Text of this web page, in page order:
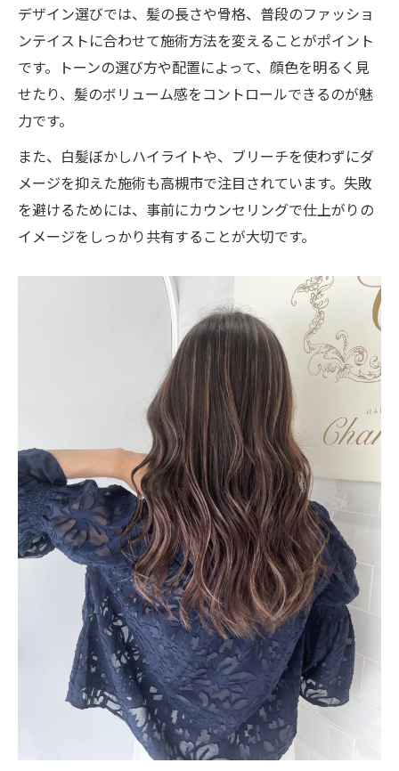
デザイン選びでは、髪の長さや骨格、普段のファッショ
ンテイストに合わせて施術方法を変えることがポイント
です。トーンの選び方や配置によって、顔色を明るく見
せたり、髪のボリューム感をコントロールできるのが魅
力です。
また、白髪ぼかしハイライトや、ブリーチを使わずにダ
メージを抑えた施術も高槻市で注目されています。失敗
を避けるためには、事前にカウンセリングで仕上がりの
イメージをしっかり共有することが大切です。